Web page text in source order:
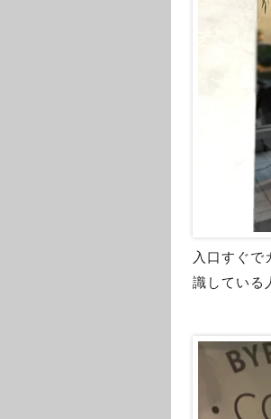
入口すぐで
識している